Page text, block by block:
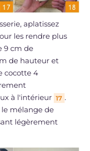
aplatissez
les rendre plus
9 cm de
de hauteur et
cocotte 4
à l'intérieur 17 .
le mélange de
légèrement